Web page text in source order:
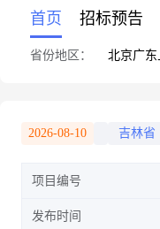
首页 招标预告
省份地区： 北京广东
2026-08-10 吉林省
项目编号
发布时间